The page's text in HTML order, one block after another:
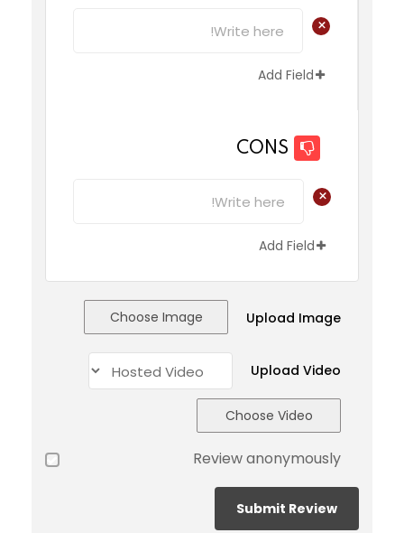
+
Add Field
CONS
+
Add Field
Upload Image
Choose Image
Upload Video
Choose Video
Review anonymously